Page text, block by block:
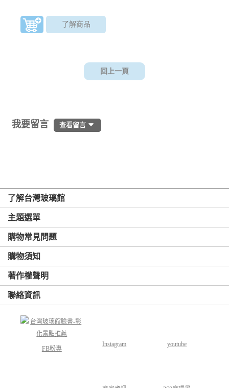
了解商品
回上一頁
我要留言 查看留言
了解台灣玻璃館
主題選單
購物常見問題
購物須知
著作權聲明
聯絡資訊
FB粉專
Instagram youtube